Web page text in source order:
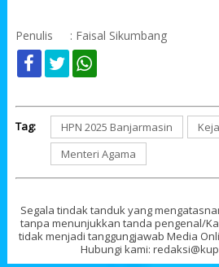
Penulis : Faisal Sikumbang
Tag: HPN 2025 Banjarmasin
Menteri Agama
Segala tindak tanduk yang
tanpa menunjukkan tanda pengenal/
tidak menjadi tanggungjawab Media
Hubungi kami: